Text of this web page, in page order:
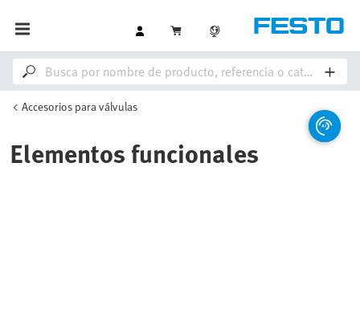
Accesorios para válvulas
Elementos funcionales